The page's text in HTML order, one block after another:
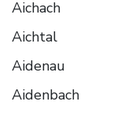
Aichach
Aichtal
Aidenau
Aidenbach